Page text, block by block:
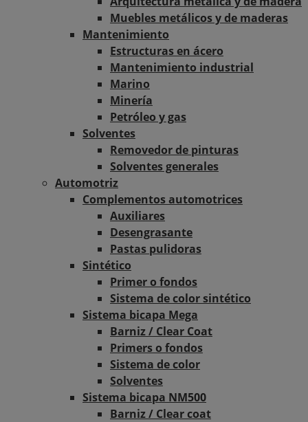
Muebles metálicos y de maderas
Mantenimiento
Estructuras en ácero
Mantenimiento industrial
Marino
Minería
Petróleo y gas
Solventes
Removedor de pinturas
Solventes generales
Automotriz
Complementos automotrices
Auxiliares
Desengrasante
Pastas pulidoras
Sintético
Primer o fondos
Sistema de color sintético
Sistema bicapa Mega
Barniz / Clear Coat
Primers o fondos
Sistema de color
Solventes
Sistema bicapa NM500
Barniz / Clear coat